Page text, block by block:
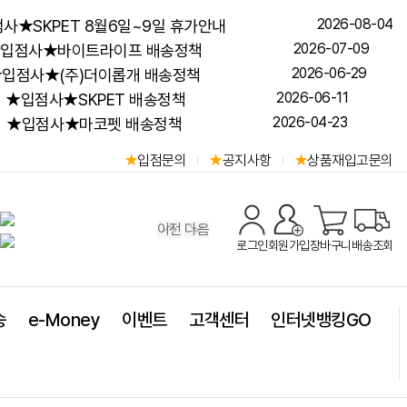
★SKPET 8월6일~9일 휴가안내 2026-08-04
점사★바이트라이프 배송정책 2026-07-09
점사★(주)더이롭개 배송정책 2026-06-29
★입점사★SKPET 배송정책 2026-06-11
★입점사★마코펫 배송정책 2026-04-23
입점문의 공지사항 상품재입고문의
이전 다음
로그인회원가입장바구니 배송조회
e-Money 이벤트 고객센터 인터넷뱅킹GO